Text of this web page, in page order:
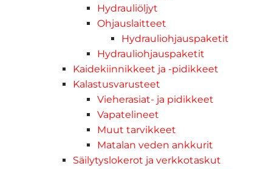
Hydrauliöljyt
Ohjauslaitteet
Hydrauliohjauspaketit
Hydrauliohjauspaketit
Kaidekiinnikkeet ja -pidikkeet
Kalastusvarusteet
Vieherasiat- ja pidikkeet
Vapatelineet
Muut tarvikkeet
Matalan veden ankkurit
Säilytyslokerot ja verkkotaskut